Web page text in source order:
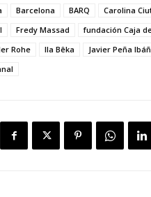
Barcelona BARQ Carolina
Fredy Massad fundación Caja
Rohe
Ila Bêka Javier Peña